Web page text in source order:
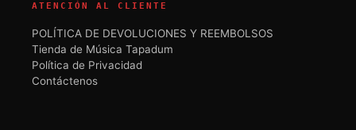
ATENCIÓN AL CLIENTE
POLÍTICA DE DEVOLUCIONES Y REEMBOLSOS
Tienda de Música Tapadum
Política de Privacidad
Contáctenos